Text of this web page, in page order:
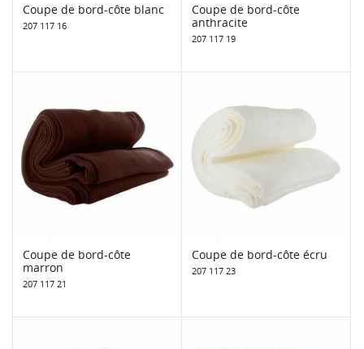
Coupe de bord-côte blanc
207 117 16
Coupe de bord-côte
anthracite
207 117 19
Coupe de bord-côte
marron
207 117 21
Coupe de bord-côte écru
207 117 23